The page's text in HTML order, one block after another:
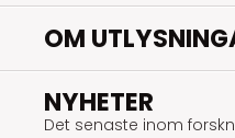
OM
NYHETER
Det senaste inom